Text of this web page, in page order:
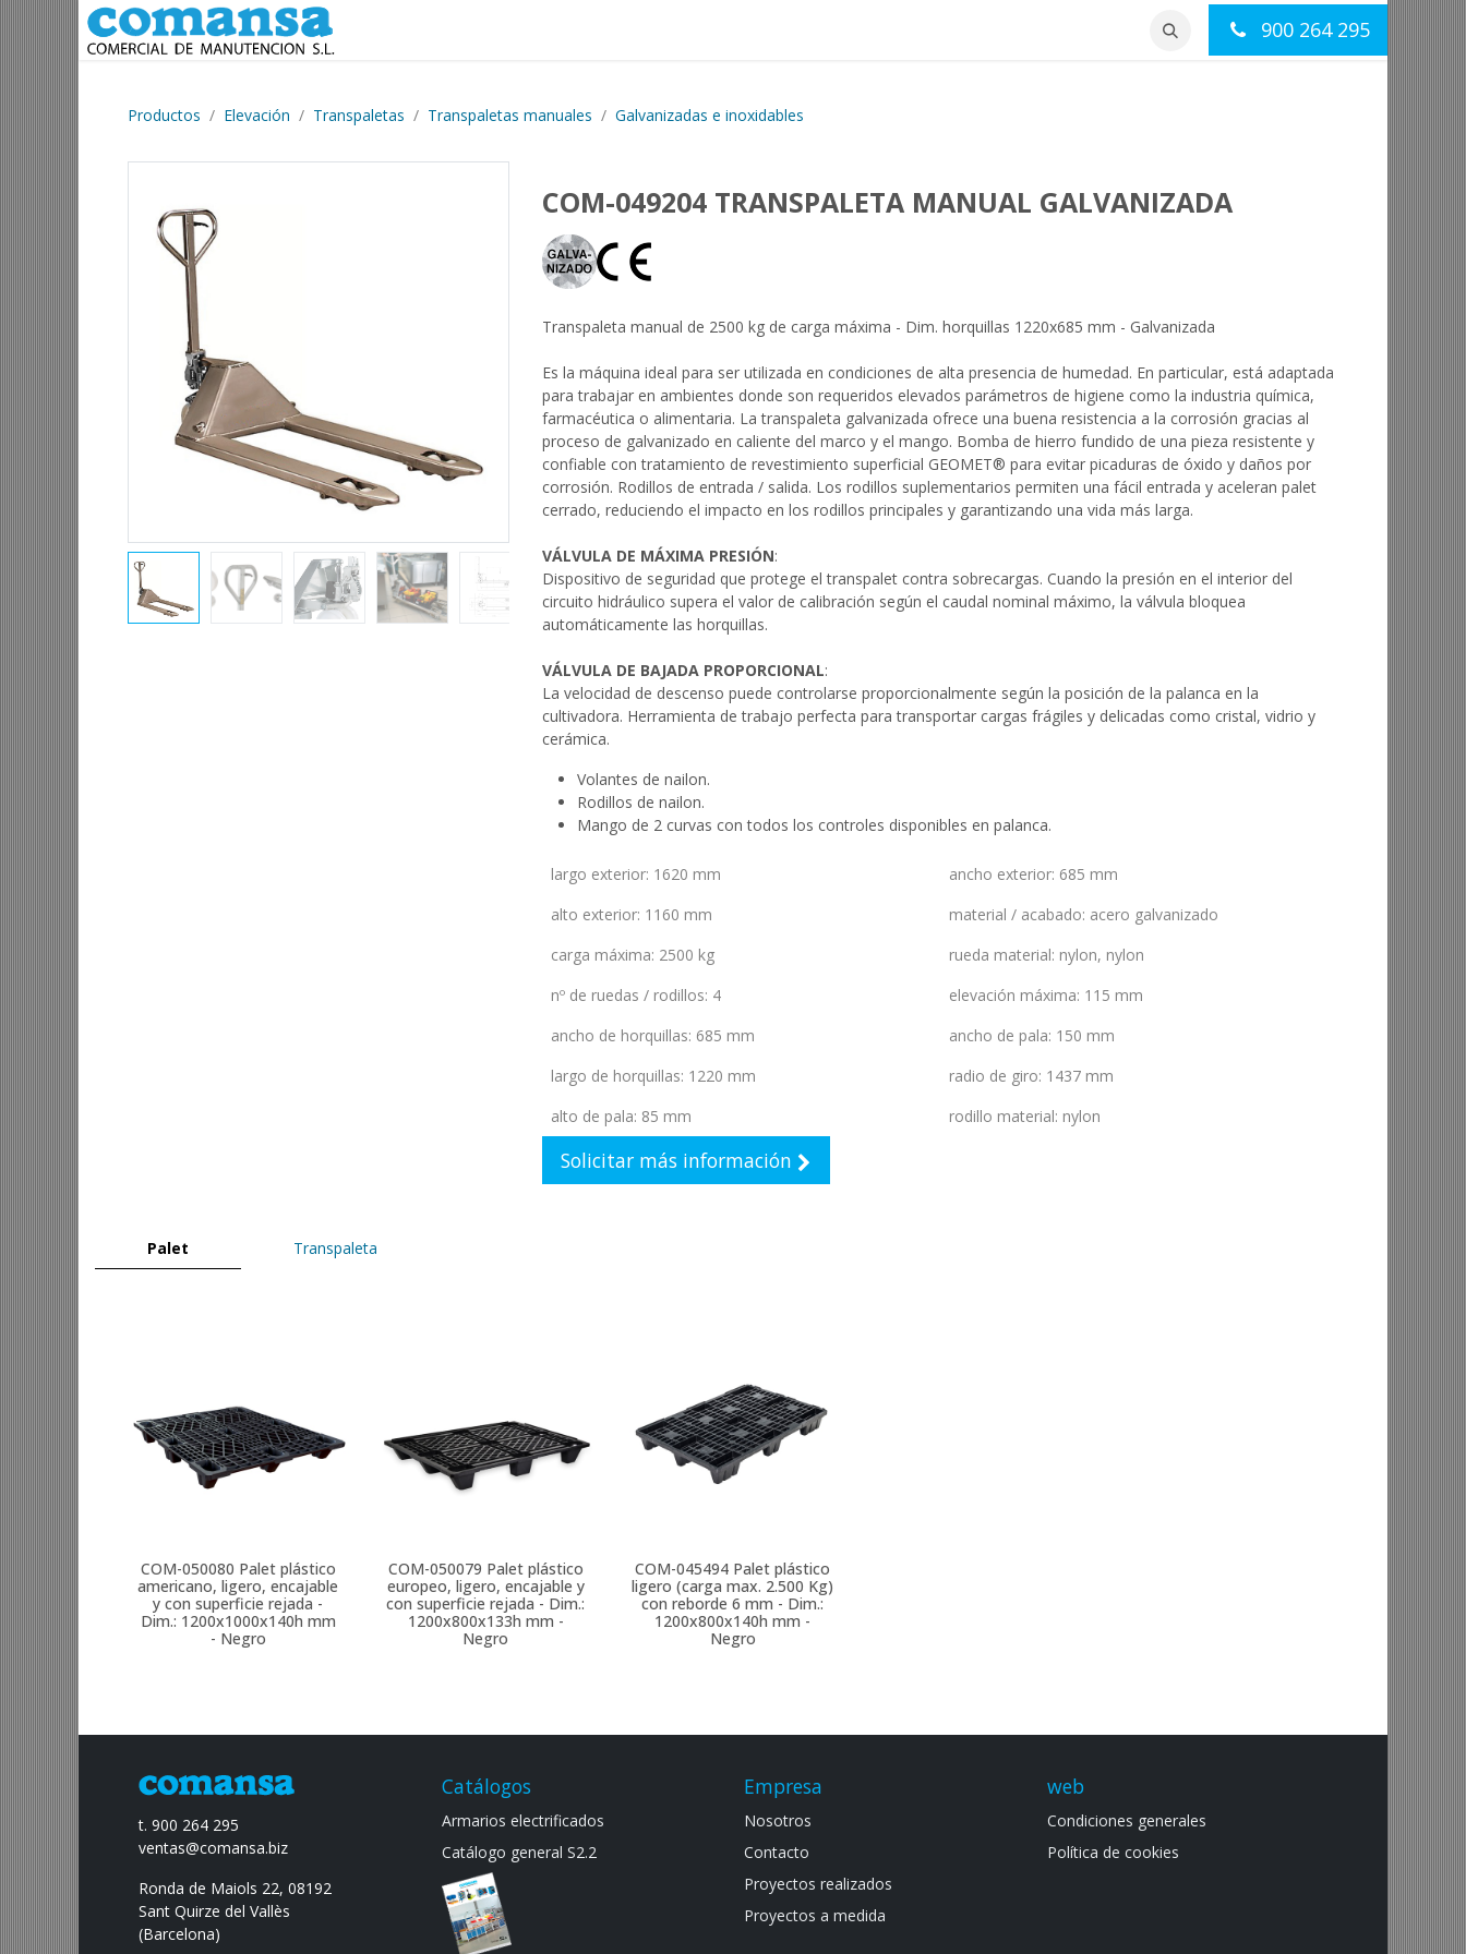
Ir al contenido
900 264 295
Productos Elevación Transpaletas Transpaletas manuales Galvanizadas e inoxidables
COM-049204 TRANSPALETA MANUAL GALVANIZADA
Transpaleta manual de 2500 kg de carga máxima - Dim. horquillas 1220x685 mm - Galvanizada
Es la máquina ideal para ser utilizada en condiciones de alta presencia de humedad. En particular, está adaptada
para trabajar en ambientes donde son requeridos elevados parámetros de higiene como la industria química,
farmacéutica o alimentaria. La transpaleta galvanizada ofrece una buena resistencia a la corrosión gracias al
proceso de galvanizado en caliente del marco y el mango. Bomba de hierro fundido de una pieza resistente y
confiable con tratamiento de revestimiento superficial GEOMET® para evitar picaduras de óxido y daños por
corrosión. Rodillos de entrada / salida. Los rodillos suplementarios permiten una fácil entrada y aceleran palet
cerrado, reduciendo el impacto en los rodillos principales y garantizando una vida más larga.
VÁLVULA DE MÁXIMA PRESIÓN:
Dispositivo de seguridad que protege el transpalet contra sobrecargas. Cuando la presión en el interior del
circuito hidráulico supera el valor de calibración según el caudal nominal máximo, la válvula bloquea
automáticamente las horquillas.
VÁLVULA DE BAJADA PROPORCIONAL:
La velocidad de descenso puede controlarse proporcionalmente según la posición de la palanca en la
cultivadora. Herramienta de trabajo perfecta para transportar cargas frágiles y delicadas como cristal, vidrio y
cerámica.
Volantes de nailon.
Rodillos de nailon.
Mango de 2 curvas con todos los controles disponibles en palanca.
largo exterior: 1620 mm ancho exterior: 685 mm
alto exterior: 1160 mm material / acabado: acero galvanizado
carga máxima: 2500 kg rueda material: nylon, nylon
nº de ruedas / rodillos: 4 elevación máxima: 115 mm
ancho de horquillas: 685 mm ancho de pala: 150 mm
largo de horquillas: 1220 mm radio de giro: 1437 mm
alto de pala: 85 mm rodillo material: nylon
Solicitar más información
Palet Transpaleta
COM-050080 Palet plástico
americano, ligero, encajable
y con superficie rejada -
Dim.: 1200x1000x140h mm
- Negro
COM-050079 Palet plástico
europeo, ligero, encajable y
con superficie rejada - Dim.:
1200x800x133h mm -
Negro
COM-045494 Palet plástico
ligero (carga max. 2.500 Kg)
con reborde 6 mm - Dim.:
1200x800x140h mm -
Negro
t. 900 264 295
ventas@comansa.biz
Ronda de Maiols 22, 08192
Sant Quirze del Vallès
(Barcelona)
web
Condiciones generales
Política de cookies
Empresa
Noso​tros
Contacto
Proyectos realizados
Proyectos a medida
Catálogos
Armarios electrif​icad​os
Catálogo general S​2.2